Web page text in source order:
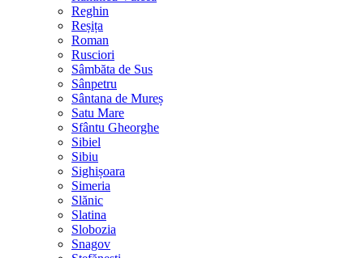
Reghin
Reșița
Roman
Rusciori
Sâmbăta de Sus
Sânpetru
Sântana de Mureș
Satu Mare
Sfântu Gheorghe
Sibiel
Sibiu
Sighișoara
Simeria
Slănic
Slatina
Slobozia
Snagov